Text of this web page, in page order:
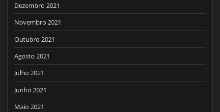
Dezembro 2021
Novembro 2021
Outubro 2021
Agosto 2021
Julho 2021
Junho 2021
Maio 2021